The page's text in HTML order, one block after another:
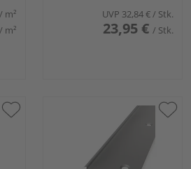
/ m²
/ m²
UVP 32,84 €/ Stk.
23,95 € / Stk.